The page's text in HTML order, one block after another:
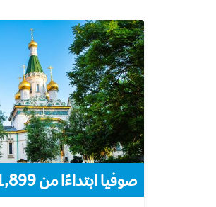
صوفيا ابتداءًا من 1,899 AED